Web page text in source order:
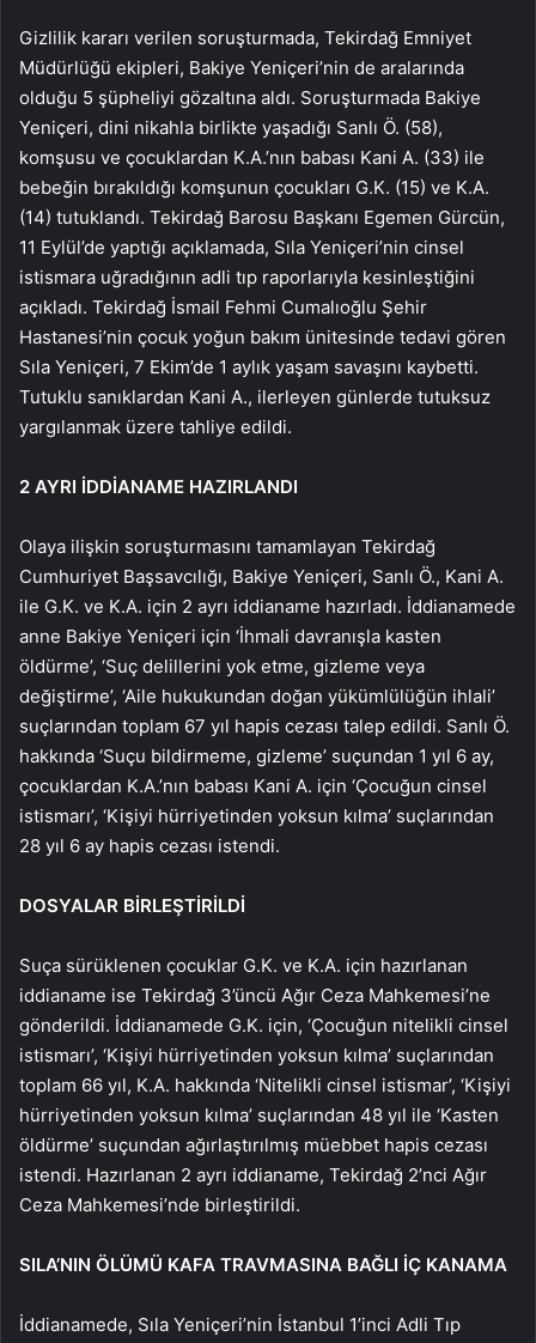
Gizlilik kararı verilen soruşturmada, Tekirdağ Emniyet
Müdürlüğü ekipleri, Bakiye Yeniçeri’nin de aralarında
olduğu 5 şüpheliyi gözaltına aldı. Soruşturmada Bakiye
Yeniçeri, dini nikahla birlikte yaşadığı Sanlı Ö. (58),
komşusu ve çocuklardan K.A.’nın babası Kani A. (33) ile
bebeğin bırakıldığı komşunun çocukları G.K. (15) ve K.A.
(14) tutuklandı. Tekirdağ Barosu Başkanı Egemen Gürcün,
11 Eylül’de yaptığı açıklamada, Sıla Yeniçeri’nin cinsel
istismara uğradığının adli tıp raporlarıyla kesinleştiğini
açıkladı. Tekirdağ İsmail Fehmi Cumalıoğlu Şehir
Hastanesi’nin çocuk yoğun bakım ünitesinde tedavi gören
Sıla Yeniçeri, 7 Ekim’de 1 aylık yaşam savaşını kaybetti.
Tutuklu sanıklardan Kani A., ilerleyen günlerde tutuksuz
yargılanmak üzere tahliye edildi.
2 AYRI İDDİANAME HAZIRLANDI
Olaya ilişkin soruşturmasını tamamlayan Tekirdağ
Cumhuriyet Başsavcılığı, Bakiye Yeniçeri, Sanlı Ö., Kani A.
ile G.K. ve K.A. için 2 ayrı iddianame hazırladı. İddianamede
anne Bakiye Yeniçeri için ‘İhmali davranışla kasten
öldürme’, ‘Suç delillerini yok etme, gizleme veya
değiştirme’, ‘Aile hukukundan doğan yükümlülüğün ihlali’
suçlarından toplam 67 yıl hapis cezası talep edildi. Sanlı Ö.
hakkında ‘Suçu bildirmeme, gizleme’ suçundan 1 yıl 6 ay,
çocuklardan K.A.’nın babası Kani A. için ‘Çocuğun cinsel
istismarı’, ‘Kişiyi hürriyetinden yoksun kılma’ suçlarından
28 yıl 6 ay hapis cezası istendi.
DOSYALAR BİRLEŞTİRİLDİ
Suça sürüklenen çocuklar G.K. ve K.A. için hazırlanan
iddianame ise Tekirdağ 3’üncü Ağır Ceza Mahkemesi’ne
gönderildi. İddianamede G.K. için, ‘Çocuğun nitelikli cinsel
istismarı’, ‘Kişiyi hürriyetinden yoksun kılma’ suçlarından
toplam 66 yıl, K.A. hakkında ‘Nitelikli cinsel istismar’, ‘Kişiyi
hürriyetinden yoksun kılma’ suçlarından 48 yıl ile ‘Kasten
öldürme’ suçundan ağırlaştırılmış müebbet hapis cezası
istendi. Hazırlanan 2 ayrı iddianame, Tekirdağ 2’nci Ağır
Ceza Mahkemesi’nde birleştirildi.
SILA’NIN ÖLÜMÜ KAFA TRAVMASINA BAĞLI İÇ KANAMA
İddianamede, Sıla Yeniçeri’nin İstanbul 1’inci Adli Tıp